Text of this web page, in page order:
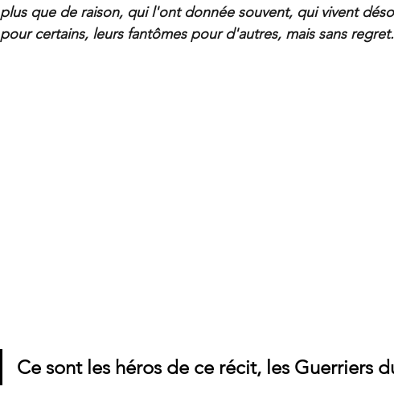
plus que de raison, qui l'ont donnée souvent, qui vivent
pour certains, leurs fantômes pour d'autres, mais sans regret.
Ce sont les héros de ce récit, les Guerriers